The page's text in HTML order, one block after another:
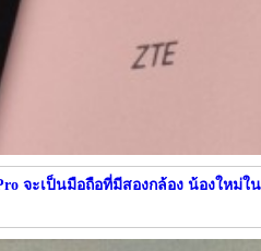
จะเป็นมือถือที่มีสองกล้อง น้องใหม่